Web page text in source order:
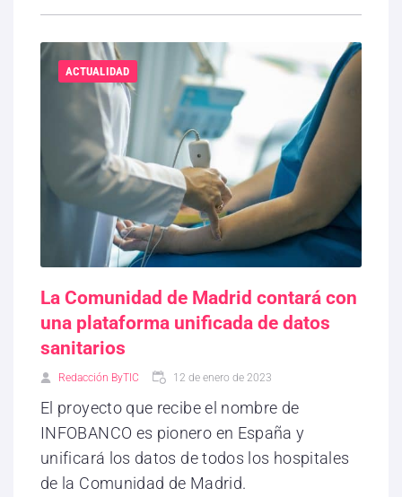
ACTUALIDAD
La Comunidad de Madrid contará con
una plataforma unificada de datos
sanitarios
Redacción ByTIC 12 de enero de 2023
El proyecto que recibe el nombre de
INFOBANCO es pionero en España y
unificará los datos de todos los hospitales
de la Comunidad de Madrid.